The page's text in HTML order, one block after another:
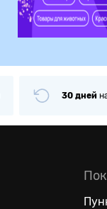
возврат товара